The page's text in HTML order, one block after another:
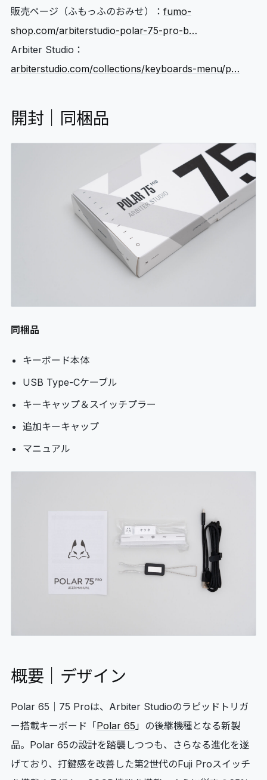
販売ページ（ふもっふのおみせ）： fumo-
shop.com/arbiterstudio-polar-75-pro-b…
Arbiter Studio：
arbiterstudio.com/collections/keyboards-menu/p…
開封｜同梱品
同梱品
キーボード本体
USB Type-Cケーブル
キーキャップ＆スイッチプラー
追加キーキャップ
マニュアル
概要｜デザイン
Polar 65｜75 Proは、Arbiter Studioのラピッドトリガ
ー搭載キーボード「Polar 65 」の後継機種となる新製
品。Polar 65の設計を踏襲しつつも、さらなる進化を遂
げており、打鍵感を改善した第2世代のFuji Proスイッチ